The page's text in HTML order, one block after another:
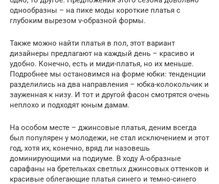
однообразны – на пике моды короткие платья с
глубоким вырезом v-образной формы.
Также можно найти платья в пол, этот вариант
дизайнеры предлагают на каждый день – красиво и
удобно. Конечно, есть и миди-платья, но их меньше.
Подробнее мы остановимся на форме юбки: тенденции
разделились на два направления – юбка-колокольчик и
зауженная к низу. И тот и другой фасон смотрятся очень
неплохо и подходят юным дамам.
На особом месте – джинсовые платья, деним всегда
был популярен у молодежи, не стал исключением и этот
год, хотя их, конечно, вряд ли назовешь
доминирующими на подиуме. В ходу А-образные
сарафаны на бретельках светлых джинсовых оттенков и
красивые облегающие платья синего и темно-синего